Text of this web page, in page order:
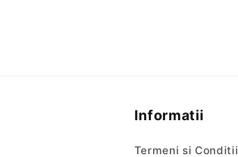
Informatii
Termeni si Conditii